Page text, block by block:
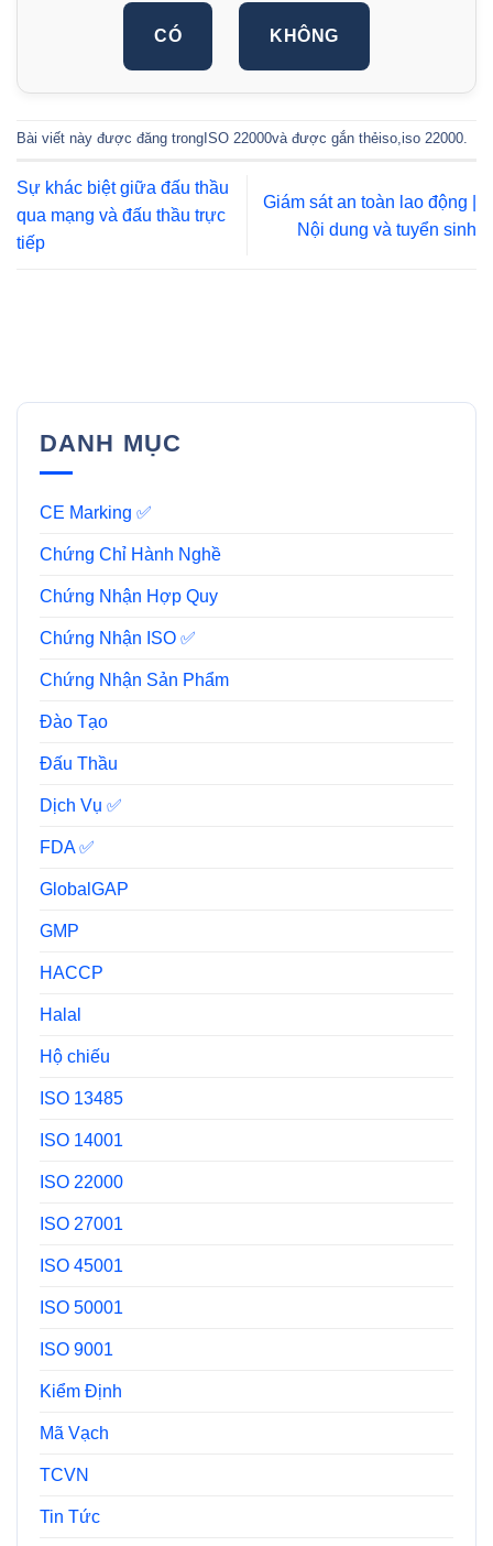
CÓ KHÔNG
Bài viết này được đăng trong ISO 22000và được gắn thẻiso,iso 22000.
Sự khác biệt giữa đấu thầu
qua mạng và đấu thầu trực
tiếp
Giám sát an toàn lao động |
Nội dung và tuyển sinh
DANH MỤC
CE Marking ✅
Chứng Chỉ Hành Nghề
Chứng Nhận Hợp Quy
Chứng Nhận ISO ✅
Chứng Nhận Sản Phẩm
Đào Tạo
Đấu Thầu
Dịch Vụ ✅
FDA ✅
GlobalGAP
GMP
HACCP
Halal
Hộ chiếu
ISO 13485
ISO 14001
ISO 22000
ISO 27001
ISO 45001
ISO 50001
ISO 9001
Kiểm Định
Mã Vạch
TCVN
Tin Tức